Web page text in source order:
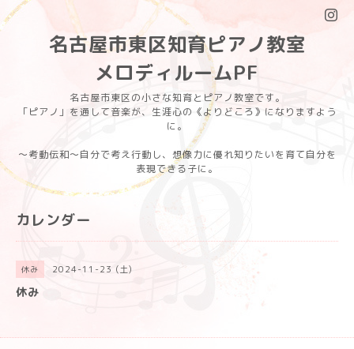
名古屋市東区知育ピアノ教室
メロディルームPF
名古屋市東区の小さな知育とピアノ教室です。
「ピアノ」を通して音楽が、生涯心の《よりどころ》になりますよう
に。
〜考動伝和〜自分で考え行動し、想像力に優れ知りたいを育て自分を
表現できる子に。
カレンダー
休み 2024-11-23 (土)
休み